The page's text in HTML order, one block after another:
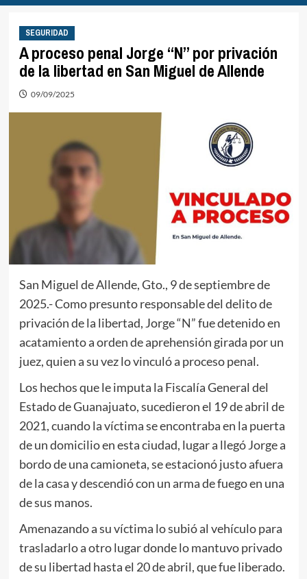
SEGURIDAD
A proceso penal Jorge “N” por privación
de la libertad en San Miguel de Allende
09/09/2025
San Miguel de Allende, Gto., 9 de septiembre de
2025.- Como presunto responsable del delito de
privación de la libertad, Jorge “N” fue detenido en
acatamiento a orden de aprehensión girada por un
juez, quien a su vez lo vinculó a proceso penal.
Los hechos que le imputa la Fiscalía General del
Estado de Guanajuato, sucedieron el 19 de abril de
2021, cuando la víctima se encontraba en la puerta
de un domicilio en esta ciudad, lugar a llegó Jorge a
bordo de una camioneta, se estacionó justo afuera
de la casa y descendió con un arma de fuego en una
de sus manos.
Amenazando a su víctima lo subió al vehículo para
trasladarlo a otro lugar donde lo mantuvo privado
de su libertad hasta el 20 de abril, que fue liberado.